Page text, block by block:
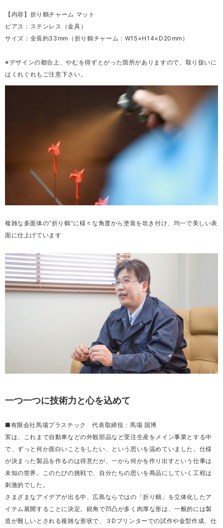
【内容】折り鶴チャーム マット
ピアス：ステンレス（金具）
サイズ：全長約33mm（折り鶴チャーム：W15×H14×D20mm）
※デザインの都合上、やむを得ずとがった箇所がありますので、取り扱いに
はくれぐれもご注意下さい。
複雑な多面体の“折り鶴”に様々な角度から塗装を吹き付け、均一で美しい表
面に仕上げています
一つ一つに技術力と心を込めて
■有限会社馬場プラスチック 代表取締役：馬場 国博
実は、これまで自動車などの外観部品など受注生産をメイン事業とする中
で、ずっと何か面白いことをしたい、という思いを温めていました。仕様
が決まった製品を作るのは得意だが、一から何かを作り出すという仕事は
未知の世界。このたびの挑戦で、自分たちの思いを商品にしていく工程は
刺激的でした。
さまざまなアイデアが出る中、広島ならではの「折り鶴」を立体化したア
イテム展開することに決定。鋭角で凹凸が多く肉厚な形は、一般的には製
造が難しいとされる複雑な形状で、３Dプリンターでの試作や金型作成、仕